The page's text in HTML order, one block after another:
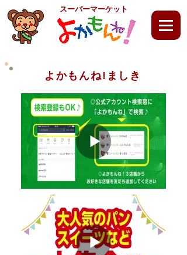
スーパーマーケット
よかもんね!ましき